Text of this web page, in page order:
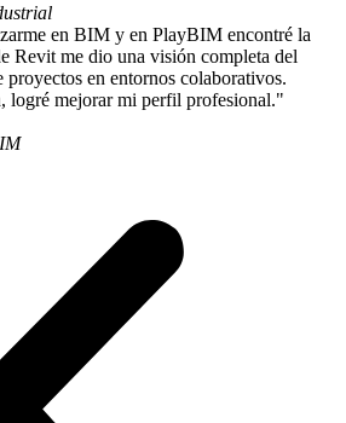
en BIM y en PlayBIM encontré la
Revit me dio una visión completa del
en entornos colaborativos.
logré mejorar mi perfil profesional."